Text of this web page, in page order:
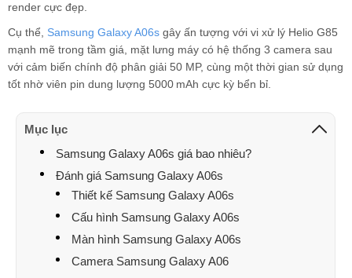
render cực đẹp.
Cụ thể, Samsung Galaxy A06s gây ấn tượng với vi xử lý Helio G85
mạnh mẽ trong tầm giá, mặt lưng máy có hệ thống 3 camera sau
với cảm biến chính độ phân giải 50 MP, cùng một thời gian sử dụng
tốt nhờ viên pin dung lượng 5000 mAh cực kỳ bển bỉ.
Mục lục
Samsung Galaxy A06s giá bao nhiêu?
Đánh giá Samsung Galaxy A06s
Thiết kế Samsung Galaxy A06s
Cấu hình Samsung Galaxy A06s
Màn hình Samsung Galaxy A06s
Camera Samsung Galaxy A06